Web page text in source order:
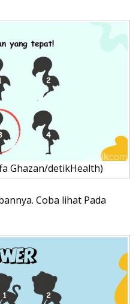
Ghazan/detikHealth)
Coba lihat Pada